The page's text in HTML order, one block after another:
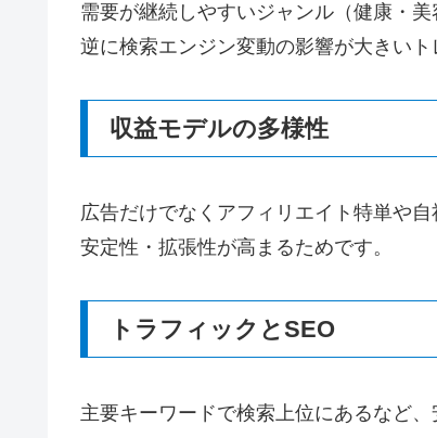
需要が継続しやすいジャンル（健康・
逆に検索エンジン変動の影響が大きい
収益モデルの多様性
広告だけでなくアフィリエイト特単や
安定性・拡張性が高まるためです。
トラフィックとSEO
主要キーワードで検索上位にあるなど